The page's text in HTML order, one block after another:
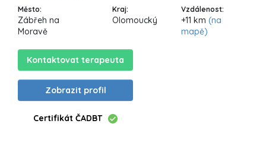
Město:
Zábřeh na
Moravě
Kraj:
Olomoucký
Vzdálenost:
+11 km(na
mapě)
Kontaktovat terapeuta
Zobrazit profil
Certifikát ČADBT